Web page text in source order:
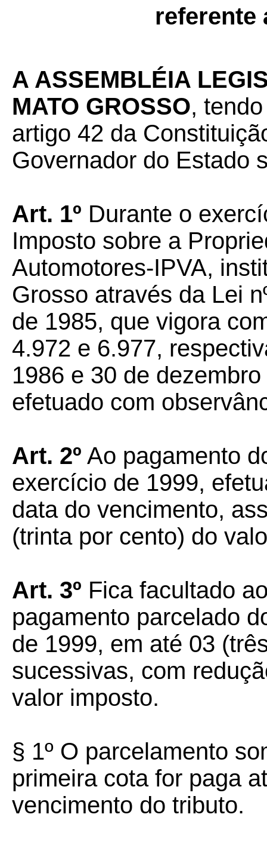
referente
A ASSEMBLÉIA
MATO GROSSO,
artigo 42 da
Governador do Estado
Art. 1º Durante o
Imposto sobre a
Automotores-IPVA,
Grosso através da Lei
de 1985, que vigora
4.972 e 6.977,
1986 e 30 de
efetuado com
Art. 2º Ao pagamento
exercício de 1999,
data do vencimento,
(trinta por cento) do
Art. 3º Fica facultado
pagamento parcelado
de 1999, em até 03
sucessivas, com
valor imposto.
§ 1º O parcelamento
primeira cota for paga
vencimento do tributo.